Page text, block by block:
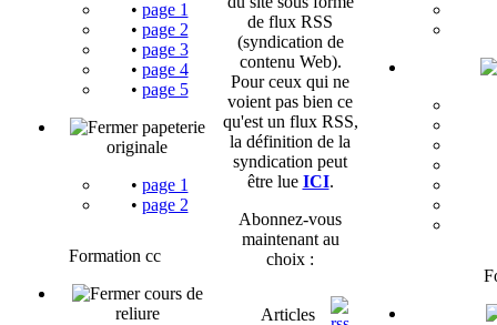
• page 1
• page 2
• page 3
• page 4
• page 5
papeterie
originale
• page 1
• page 2
Formation cc
cours de
reliure
de flux RSS
(syndication de
contenu Web).
Pour ceux qui ne
voient pas bien ce
qu'est un flux RSS,
la définition de la
syndication peut
être lue ICI.
Abonnez-vous
maintenant au
choix :
Articles